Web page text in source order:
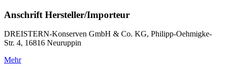
Anschrift Hersteller/Importeur
DREISTERN-Konserven GmbH & Co. KG, Philipp-Oehmigke-
Str. 4, 16816 Neuruppin
Mehr